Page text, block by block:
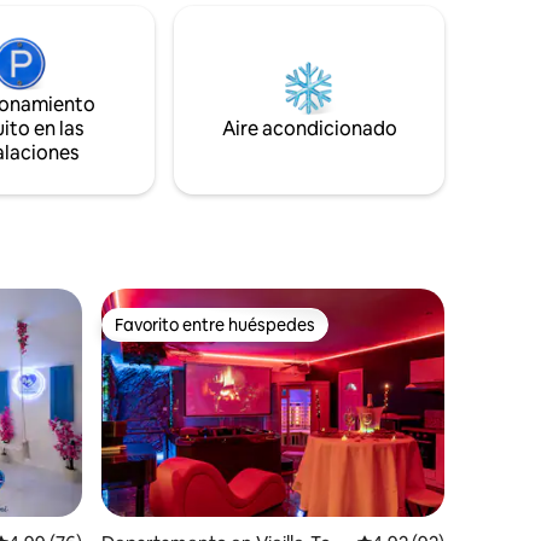
del
en
y a 5
casa. Jacuzzi en el exterior ¡Agua no
potable! No hay red, pero hay wifi
en las
Aire acondicionado
Favorito entre huéspedes
Favorito entre huéspedes